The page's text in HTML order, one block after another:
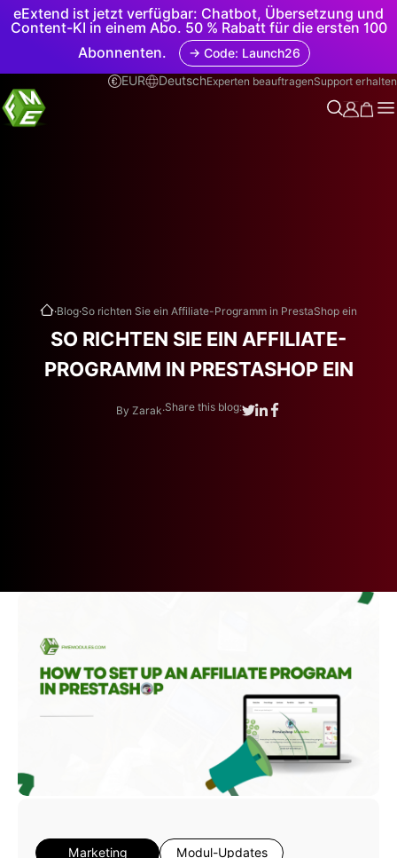
eExtend ist jetzt verfügbar: Chatbot, Übersetzung und
Content-KI in einem Abo. 50 % Rabatt für die ersten 100
Abonnenten.
→ Code: Launch26
EUR
DeutschExperten beauftragenSupport erhalten
.Blog.So richten Sie ein Affiliate-Programm in PrestaShop ein
SO RICHTEN SIE EIN AFFILIATE-
PROGRAMM IN PRESTASHOP EIN
By Zarak.Share this blog:
Marketing Modul-Updates